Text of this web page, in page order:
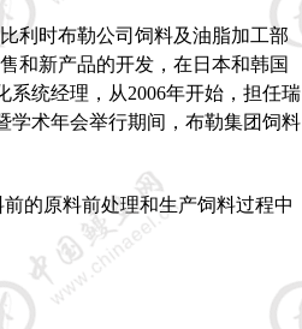
4.
7.福
利时布勒公司饲料及油脂加工部
和新产品的开发，在日本和韩国
系统经理，从2006年开始，担任瑞
学术年会举行期间，布勒集团饲料
的原料前处理和生产饲料过程中